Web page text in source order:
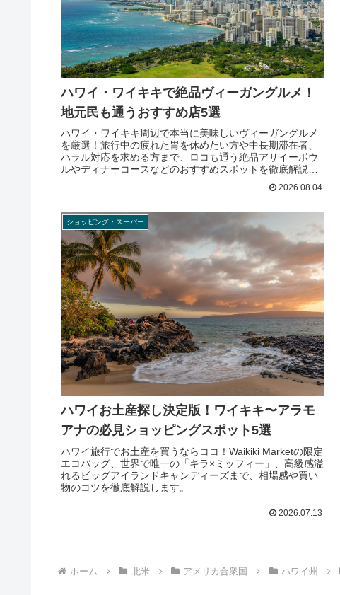
ハワイ・ワイキキで絶品ヴィーガングルメ！
地元民も通うおすすめ店5選
ハワイ・ワイキキ周辺で本当に美味しいヴィーガングルメ
を厳選！旅行中の疲れた胃を休めたい方や中長期滞在者、
ハラル対応を求める方まで、ロコも通う絶品アサイーボウ
ルやディナーコースなどのおすすめスポットを徹底解説し
2026.08.04
ショッピング・スーパー
ハワイお土産探し決定版！ワイキキ〜アラモ
アナの必見ショッピングスポット5選
ハワイ旅行でお土産を買うならココ！Waikiki Marketの限定
エコバッグ、世界で唯一の「キラ×ミッフィー」、高級感溢
れるビッグアイランドキャンディーズまで、相場感や買い
物のコツを徹底解説します。
2026.07.13
ホーム 北米 アメリカ合衆国 ハワイ州